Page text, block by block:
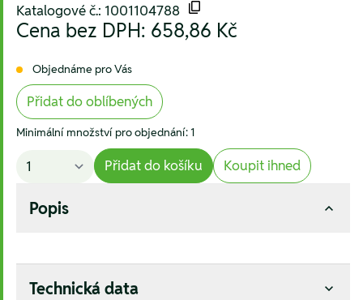
Katalogové č.: 1001104788
Cena bez DPH: 658,86 Kč
Objednáme pro Vás
Přidat do oblíbených
Minimální množství pro objednání: 1
Přidat do košíku Koupit ihned
Popis
Technická data